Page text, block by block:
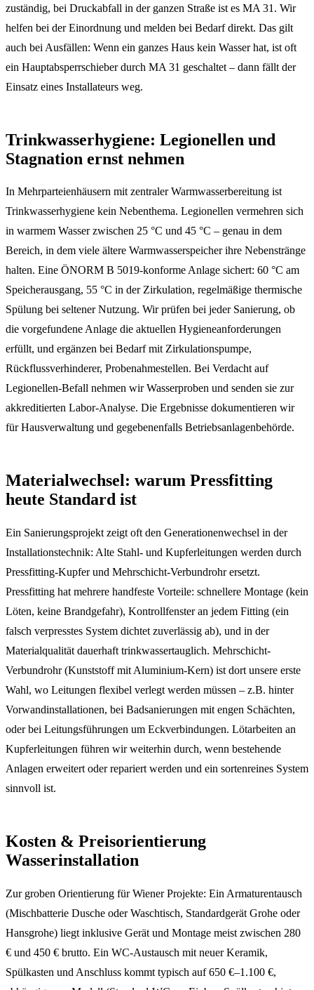
zuständig, bei Druckabfall in der ganzen Straße ist es MA 31. Wir
helfen bei der Einordnung und melden bei Bedarf direkt. Das gilt
auch bei Ausfällen: Wenn ein ganzes Haus kein Wasser hat, ist oft
ein Hauptabsperrschieber durch MA 31 geschaltet – dann fällt der
Einsatz eines Installateurs weg.
Trinkwasserhygiene: Legionellen und
Stagnation ernst nehmen
In Mehrparteienhäusern mit zentraler Warmwasserbereitung ist
Trinkwasserhygiene kein Nebenthema. Legionellen vermehren sich
in warmem Wasser zwischen 25 °C und 45 °C – genau in dem
Bereich, in dem viele ältere Warmwasserspeicher ihre Nebenstränge
halten. Eine ÖNORM B 5019-konforme Anlage sichert: 60 °C am
Speicherausgang, 55 °C in der Zirkulation, regelmäßige thermische
Spülung bei seltener Nutzung. Wir prüfen bei jeder Sanierung, ob
die vorgefundene Anlage die aktuellen Hygieneanforderungen
erfüllt, und ergänzen bei Bedarf mit Zirkulationspumpe,
Rückflussverhinderer, Probenahmestellen. Bei Verdacht auf
Legionellen-Befall nehmen wir Wasserproben und senden sie zur
akkreditierten Labor-Analyse. Die Ergebnisse dokumentieren wir
für Hausverwaltung und gegebenenfalls Betriebsanlagenbehörde.
Materialwechsel: warum Pressfitting
heute Standard ist
Ein Sanierungsprojekt zeigt oft den Generationenwechsel in der
Installationstechnik: Alte Stahl- und Kupferleitungen werden durch
Pressfitting-Kupfer und Mehrschicht-Verbundrohr ersetzt.
Pressfitting hat mehrere handfeste Vorteile: schnellere Montage (kein
Löten, keine Brandgefahr), Kontrollfenster an jedem Fitting (ein
falsch verpresstes System dichtet zuverlässig ab), und in der
Materialqualität dauerhaft trinkwassertauglich. Mehrschicht-
Verbundrohr (Kunststoff mit Aluminium-Kern) ist dort unsere erste
Wahl, wo Leitungen flexibel verlegt werden müssen – z.B. hinter
Vorwandinstallationen, bei Badsanierungen mit engen Schächten,
oder bei Leitungsführungen um Eckverbindungen. Lötarbeiten an
Kupferleitungen führen wir weiterhin durch, wenn bestehende
Anlagen erweitert oder repariert werden und ein sortenreines System
sinnvoll ist.
Kosten & Preisorientierung
Wasserinstallation
Zur groben Orientierung für Wiener Projekte: Ein Armaturentausch
(Mischbatterie Dusche oder Waschtisch, Standardgerät Grohe oder
Hansgrohe) liegt inklusive Gerät und Montage meist zwischen 280
€ und 450 € brutto. Ein WC-Austausch mit neuer Keramik,
Spülkasten und Anschluss kommt typisch auf 650 €–1.100 €,